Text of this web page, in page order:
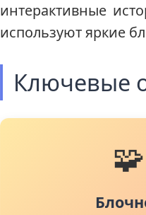
интерактивные
используют яркие
Ключевые
🧩